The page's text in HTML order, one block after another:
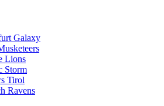
Galaxy
Lions
Storm
Tirol
Ravens